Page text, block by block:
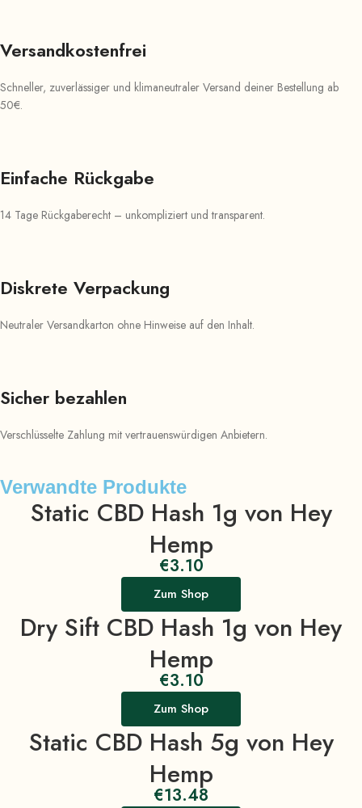
Versandkostenfrei
Schneller, zuverlässiger und klimaneutraler Versand deiner Bestellung ab
50€.
Einfache Rückgabe
14 Tage Rückgaberecht – unkompliziert und transparent.
Diskrete Verpackung
Neutraler Versandkarton ohne Hinweise auf den Inhalt.
Sicher bezahlen
Verschlüsselte Zahlung mit vertrauenswürdigen Anbietern.
Verwandte Produkte
Static CBD Hash 1g von Hey
Hemp
€3.10
Zum Shop
Dry Sift CBD Hash 1g von Hey
Hemp
€3.10
Zum Shop
Static CBD Hash 5g von Hey
Hemp
€13.48